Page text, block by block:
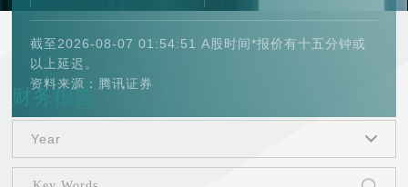
截至2026-08-07 01:54:51 A股时间*报价有十五分钟或
以上延迟。
资料来源：腾讯证券
财务报告